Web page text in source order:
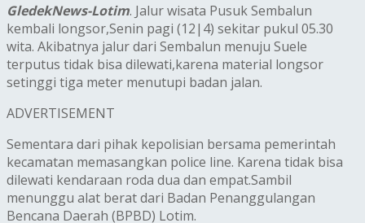
GledekNews-Lotim. Jalur wisata Pusuk Sembalun
kembali longsor,Senin pagi (12|4) sekitar pukul 05.30
wita. Akibatnya jalur dari Sembalun menuju Suele
terputus tidak bisa dilewati,karena material longsor
setinggi tiga meter menutupi badan jalan.
ADVERTISEMENT
Sementara dari pihak kepolisian bersama pemerintah
kecamatan memasangkan police line. Karena tidak bisa
dilewati kendaraan roda dua dan empat.Sambil
menunggu alat berat dari Badan Penanggulangan
Bencana Daerah (BPBD) Lotim.‎